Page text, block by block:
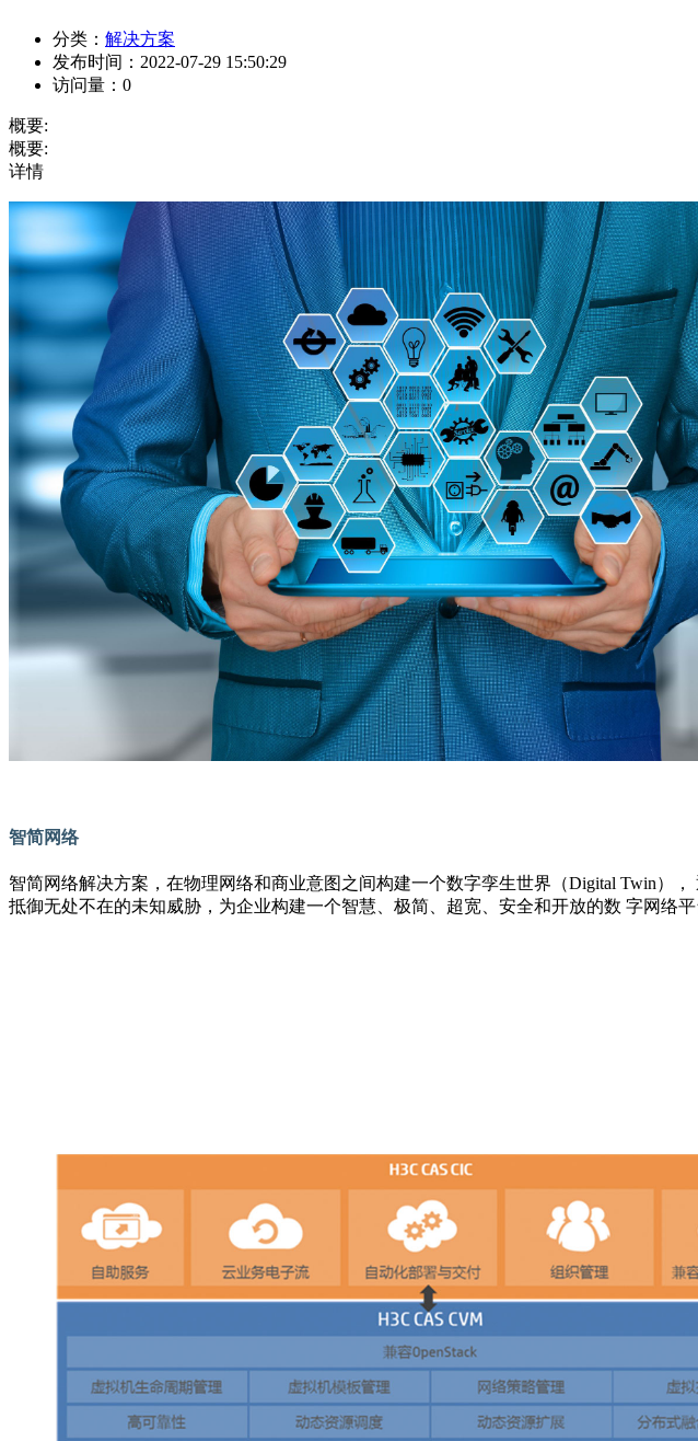
分类： 解决方案
发布时间： 2022-07-29 15:50:29
访问量： 0
概要:
概要:
详情
智简网络
智简网络解决方案，在物理网络和商业意图之间构建一个数字孪生世界（Digital Twin）
抵御无处不在的未知威胁，为企业构建一个智慧、极简、超宽、安全和开放的数 字网络平